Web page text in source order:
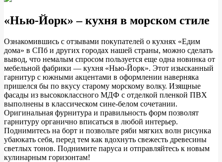
«Нью-Йорк» – кухня в морском стиле
Ознакомившись с отзывами покупателей о кухнях «Едим
дома» в СПб и других городах нашей страны, можно сделать
вывод, что немалым спросом пользуется еще одна новинка от
мебельной фабрики — кухня «Нью-Йорк». Этот изысканный
гарнитур с южными акцентами в оформлении наверняка
пришелся бы по вкусу старому морскому волку. Изящные
фасады из высококлассного МДФ с отделкой пленкой ПВХ
выполнены в классическом сине-белом сочетании.
Оригинальная фурнитура и правильность форм позволят
гарнитуру органично вписаться в любой интерьер.
Поднимитесь на борт и позвольте ряби мягких волн рисунка
убаюкать себя, перед тем как вдохнуть свежесть древесины
светлых тонов. Поднимите паруса и отправляйтесь к новым
кулинарным горизонтам!